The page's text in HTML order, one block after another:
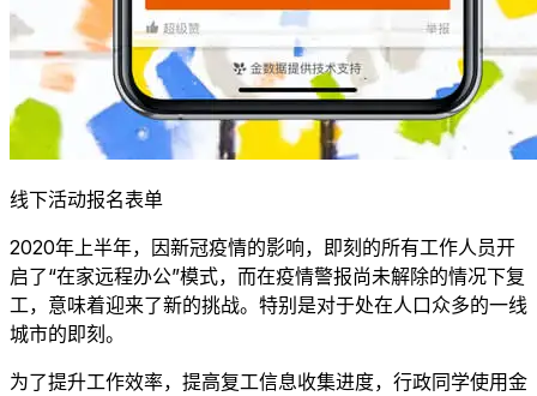
线下活动报名表单
2020年上半年，因新冠疫情的影响，即刻的所有工作人员开
启了“在家远程办公”模式，而在疫情警报尚未解除的情况下复
工，意味着迎来了新的挑战。特别是对于处在人口众多的一线
城市的即刻。
为了提升工作效率，提高复工信息收集进度，行政同学使用金